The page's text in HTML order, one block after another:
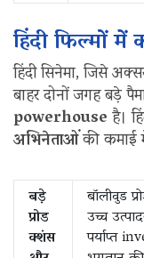
हिंदी फिल्मों में
हिंदी सिनेमा, जिसे
बाहर दोनों जगह बड़े
powerhouseहै।
अभिनेताओंकी कमाई
बड़े
प्रोड
क्शंस
बॉलीवुड
उच्च
पर्याप्त